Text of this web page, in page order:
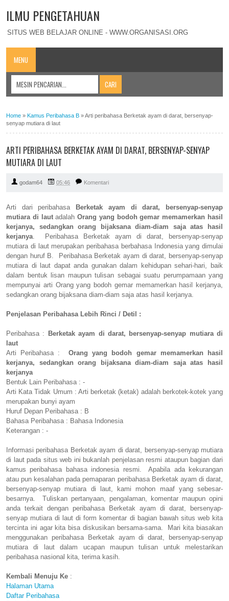
ILMU PENGETAHUAN
SITUS WEB BELAJAR ONLINE - WWW.ORGANISASI.ORG
MENU
Home » Kamus Peribahasa B »Arti peribahasa Berketak ayam di darat, bersenyap-
senyap mutiara di laut
ARTI PERIBAHASA BERKETAK AYAM DI DARAT, BERSENYAP-SENYAP
MUTIARA DI LAUT
godam64 05:46 Komentari
Arti dari peribahasa
Berketak ayam di darat, bersenyap-senyap
mutiara di lautadalahOrang yang bodoh gemar memamerkan hasil
kerjanya, sedangkan orang bijaksana diam-diam saja atas hasil
kerjanya. Peribahasa Berketak ayam di darat, bersenyap-senyap
mutiara di laut merupakan peribahasa berbahasa Indonesia yang dimulai
dengan huruf B. Peribahasa Berketak ayam di darat, bersenyap-senyap
mutiara di laut dapat anda gunakan dalam kehidupan sehari-hari, baik
dalam bentuk lisan maupun tulisan sebagai suatu perumpamaan yang
mempunyai arti Orang yang bodoh gemar memamerkan hasil kerjanya,
sedangkan orang bijaksana diam-diam saja atas hasil kerjanya.
Penjelasan Peribahasa Lebih Rinci / Detil :
Peribahasa :
Berketak ayam di darat, bersenyap-senyap mutiara di
laut
Arti Peribahasa : Orang yang bodoh gemar memamerkan hasil
kerjanya, sedangkan orang bijaksana diam-diam saja atas hasil
kerjanya
Bentuk Lain Peribahasa : -
Arti Kata Tidak Umum : Arti berketak (ketak) adalah berkotek-kotek yang
merupakan bunyi ayam
Huruf Depan Peribahasa : B
Bahasa Peribahasa : Bahasa Indonesia
Keterangan : -
Informasi peribahasa Berketak ayam di darat, bersenyap-senyap mutiara
di laut pada situs web ini bukanlah penjelasan resmi ataupun bagian dari
kamus peribahasa bahasa indonesia resmi. Apabila ada kekurangan
atau pun kesalahan pada pemaparan peribahasa Berketak ayam di darat,
bersenyap-senyap mutiara di laut, kami mohon maaf yang sebesar-
besarnya. Tuliskan pertanyaan, pengalaman, komentar maupun opini
anda terkait dengan peribahasa Berketak ayam di darat, bersenyap-
senyap mutiara di laut di form komentar di bagian bawah situs web kita
tercinta ini agar kita bisa diskusikan bersama-sama. Mari kita biasakan
menggunakan peribahasa Berketak ayam di darat, bersenyap-senyap
mutiara di laut dalam ucapan maupun tulisan untuk melestarikan
peribahasa nasional kita, terima kasih.
Kembali Menuju Ke :
Halaman Utama
Daftar Peribahasa